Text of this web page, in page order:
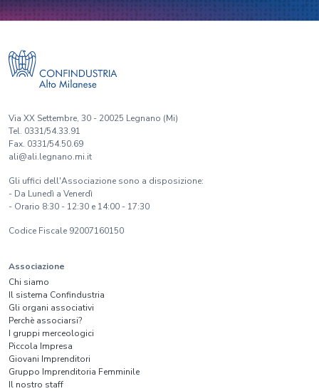
Via XX Settembre, 30 - 20025 Legnano (Mi)
Tel. 0331/54.33.91
Fax. 0331/54.50.69
ali@ali.legnano.mi.it
Gli uffici dell'Associazione sono a disposizione:
- Da Lunedì a Venerdì
- Orario 8:30 - 12:30 e 14:00 - 17:30
Codice Fiscale 92007160150
Associazione
Chi siamo
Il sistema Confindustria
Gli organi associativi
Perchè associarsi?
I gruppi merceologici
Piccola Impresa
Giovani Imprenditori
Gruppo Imprenditoria Femminile
Il nostro staff